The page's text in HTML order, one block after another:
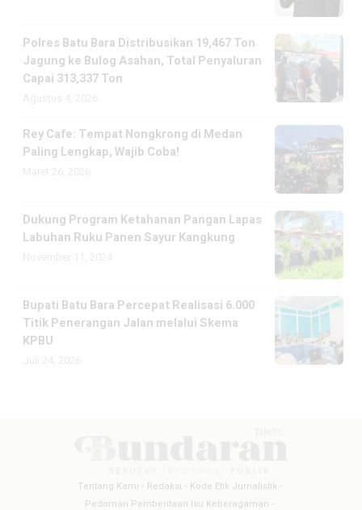
Polres Batu Bara Distribusikan 19,467 Ton
Jagung ke Bulog Asahan, Total Penyaluran
Capai 313,337 Ton
Rey Cafe: Tempat Nongkrong di Medan
Paling Lengkap, Wajib Coba!
Dukung Program Ketahanan Pangan Lapas
Labuhan Ruku Panen Sayur Kangkung
Bupati Batu Bara Percepat Realisasi 6.000
Titik Penerangan Jalan melalui Skema
KPBU
Tentang Kami Redaksi
Kode Etik Jurnalistik
Pedoman Pemberitaan Isu Keberagaman